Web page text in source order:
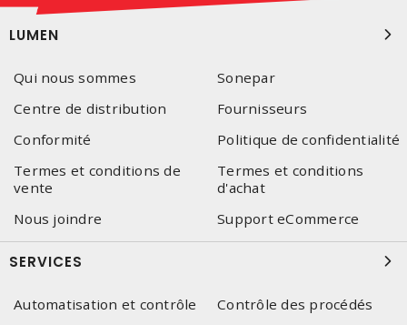
LUMEN
Qui nous sommes
Sonepar
Centre de distribution
Fournisseurs
Conformité
Politique de confidentialité
Termes et conditions de
vente
Termes et conditions
d'achat
Nous joindre
Support eCommerce
SERVICES
Automatisation et contrôle
Contrôle des procédés